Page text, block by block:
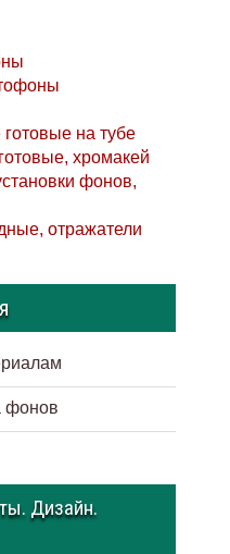
на тубе
хромакей
фонов,
отражатели
фонов
Дизайн.